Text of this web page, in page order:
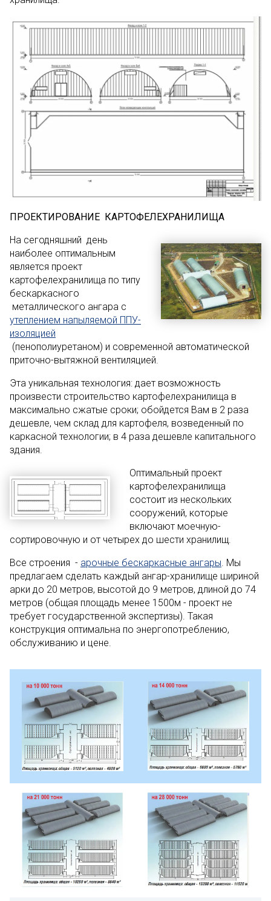
ПРОЕКТИРОВАНИЕ КАРТОФЕЛЕХРАНИЛИЩА
На сегодняшний день
наиболее оптимальным
является проект
картофелехранилища по типу
бескаркасного
металлического ангара с
утеплением напыляемой ППУ-
изоляцией
(пенополиуретаном) и современной автоматической
приточно-вытяжной вентиляцией.
Эта уникальная технология: дает возможность
произвести строительство картофелехранилища в
максимально сжатые сроки; обойдется Вам в 2 раза
дешевле, чем склад для картофеля, возведенный по
каркасной технологии; в 4 раза дешевле капитального
здания.
Оптимальный проект
картофелехранилища
состоит из нескольких
сооружений, которые
включают моечную-
сортировочную и от четырех до шести хранилищ.
Все строения - арочные бескаркасные ангары . Мы
предлагаем сделать каждый ангар-хранилище шириной
арки до 20 метров, высотой до 9 метров, длиной до 74
метров (общая площадь менее 1500м - проект не
требует государственной экспертизы). Такая
конструкция оптимальна по энергопотреблению,
обслуживанию и цене.